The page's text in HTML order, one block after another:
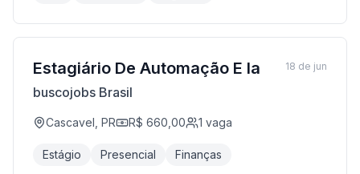
Estagiário De Automação E Ia
buscojobs Brasil
Cascavel, PR R$ 660,00 1 vaga
Estágio Presencial Finanças
18 de jun